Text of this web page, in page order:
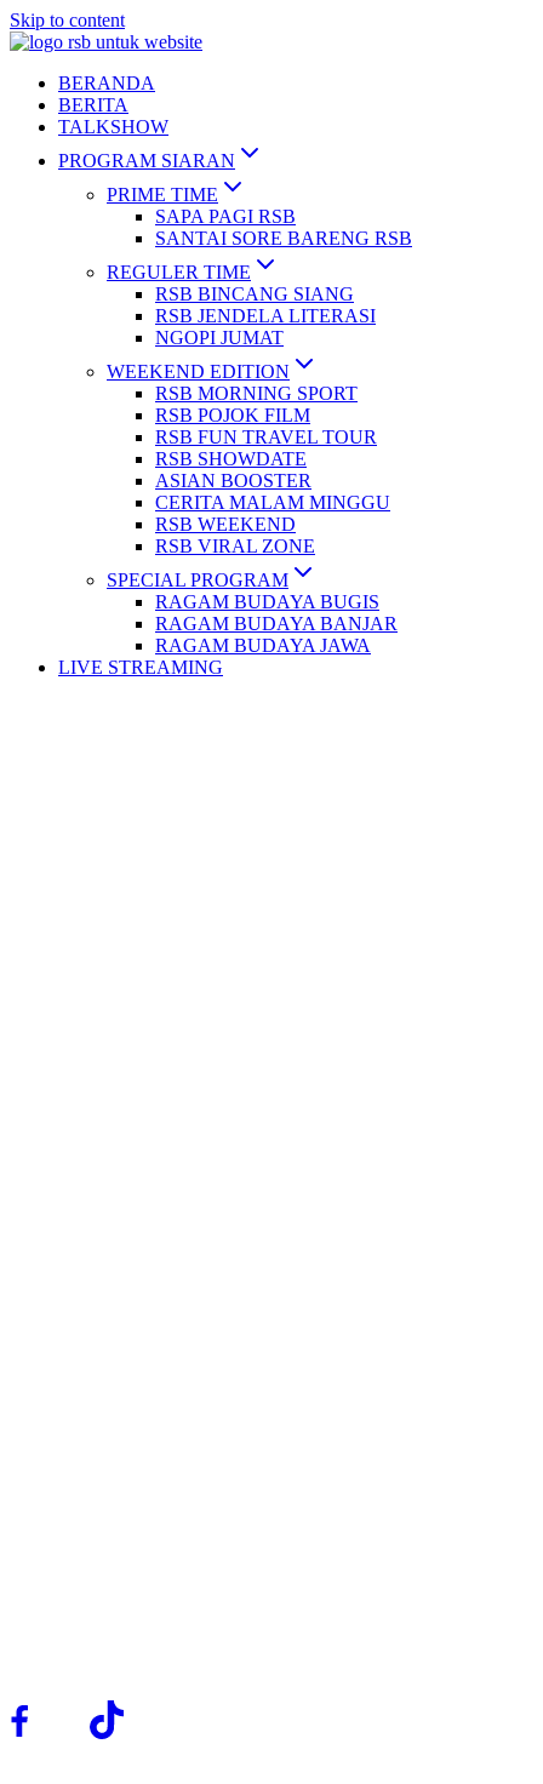
Skip to content
BERANDA
BERITA
TALKSHOW
PROGRAM SIARAN
PRIME TIME
SAPA PAGI RSB
SANTAI SORE BARENG RSB
REGULER TIME
RSB BINCANG SIANG
RSB JENDELA LITERASI
NGOPI JUMAT
WEEKEND EDITION
RSB MORNING SPORT
RSB POJOK FILM
RSB FUN TRAVEL TOUR
RSB SHOWDATE
ASIAN BOOSTER
CERITA MALAM MINGGU
RSB WEEKEND
RSB VIRAL ZONE
SPECIAL PROGRAM
RAGAM BUDAYA BUGIS
RAGAM BUDAYA BANJAR
RAGAM BUDAYA JAWA
LIVE STREAMING